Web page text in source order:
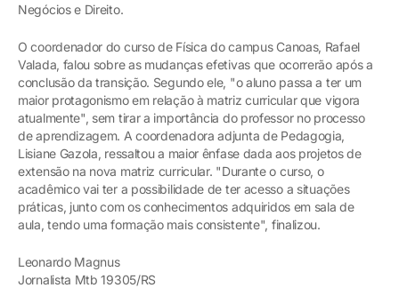
Negócios e Direito.
O coordenador do curso de Física do campus Canoas, Rafael
Valada, falou sobre as mudanças efetivas que ocorrerão após a
conclusão da transição. Segundo ele, "o aluno passa a ter um
maior protagonismo em relação à matriz curricular que vigora
atualmente", sem tirar a importância do professor no processo
de aprendizagem. A coordenadora adjunta de Pedagogia,
Lisiane Gazola, ressaltou a maior ênfase dada aos projetos de
extensão na nova matriz curricular. "Durante o curso, o
acadêmico vai ter a possibilidade de ter acesso a situações
práticas, junto com os conhecimentos adquiridos em sala de
aula, tendo uma formação mais consistente", finalizou.
Leonardo Magnus
Jornalista Mtb 19305/RS